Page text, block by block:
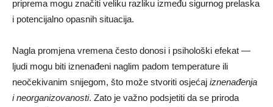
priprema mogu značiti veliku razliku između sigurnog prelaska
i potencijalno opasnih situacija.
Nagla promjena vremena često donosi i psihološki efekat —
ljudi mogu biti iznenađeni naglim padom temperature ili
neočekivanim snijegom, što može stvoriti osjećaj iznenađenja
i neorganizovanosti. Zato je važno podsjetiti da se priroda